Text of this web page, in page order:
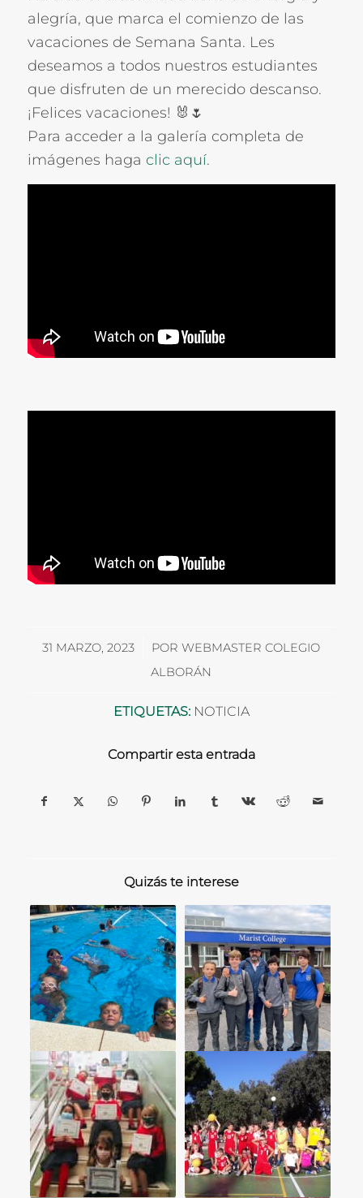
alegría, que marca el comienzo de las
vacaciones de Semana Santa. Les
deseamos a todos nuestros estudiantes
que disfruten de un merecido descanso.
¡Felices vacaciones! 🐰🌷
Para acceder a la galería completa de
imágenes haga clic aquí.
31 MARZO, 2023
/ PORWEBMASTER COLEGIO
ALBORÁN
ETIQUETAS: NOTICIA
Compartir esta entrada
Quizás te interese